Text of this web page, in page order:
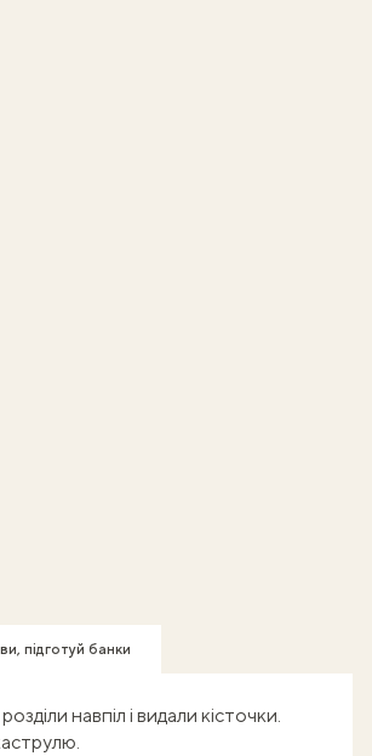
підготуй банки
навпіл і видали кісточки.